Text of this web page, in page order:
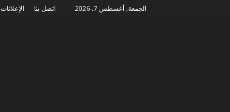
الجمعة, أغسطس 7, 2026 الإعلانات اتصل بنا